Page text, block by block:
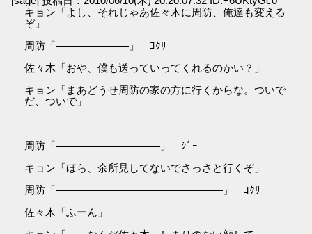
キョン「よし、それじゃあ佐々木に周防、俺達も変える
ぞ」
周防「―――――――」 ｺｸﾘ
佐々木「おや、僕も送っていってくれるのかい？」
キョン「まあどうせ周防の家の方に行くからな。ついで
だ、ついで」
―――
周防「――――――――――」 ｼﾞｰ
キョン「ほら、余所見してないでさっさと行くぞ」
周防「――――――――――――――――」 ｺｸﾘ
佐々木「ふーん」